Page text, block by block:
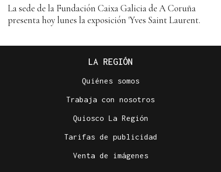
La sede de la Fundación Caixa Galicia de A Coruña
presenta hoy lunes la exposición 'Yves Saint Laurent.
LA REGIÓN
Quiénes somos
Trabaja con nosotros
Quiosco La Región
Tarifas de publicidad
Venta de imágenes